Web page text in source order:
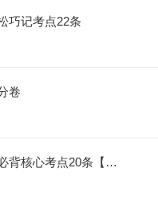
巧记考点22条
卷
背核心考点20条【学